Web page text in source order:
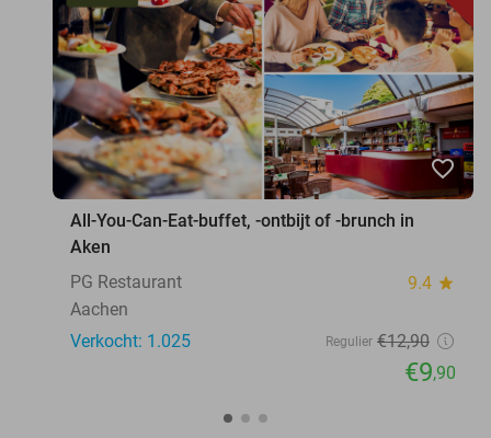
favorite_border
All-You-Can-Eat-buffet, -ontbijt of -brunch in
Aken
PG Restaurant
9.4 star
Aachen
Verkocht: 1.025
Regulier €12,90
€9,90